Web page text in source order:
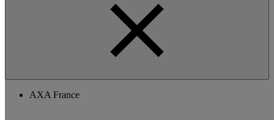
AXA France